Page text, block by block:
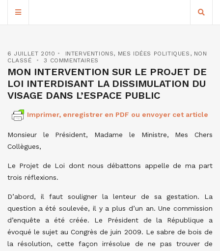
6 JUILLET 2010 INTERVENTIONS, MES IDÉES POLITIQUES , NON
CLASSÉ
3 COMMENTAIRES
MON INTERVENTION SUR LE PROJET DE
LOI INTERDISANT LA DISSIMULATION DU
VISAGE DANS L’ESPACE PUBLIC
Imprimer, enregistrer en PDF ou envoyer cet article
Monsieur le Président, Madame le Ministre, Mes Chers
Collègues,
Le Projet de Loi dont nous débattons appelle de ma part
trois réflexions.
D’abord, il faut souligner la lenteur de sa gestation. La
question a été soulevée, il y a plus d’un an. Une commission
d’enquête a été créée. Le Président de la République a
évoqué le sujet au Congrès de juin 2009. Le sabre de bois de
la résolution, cette façon irrésolue de ne pas trouver de